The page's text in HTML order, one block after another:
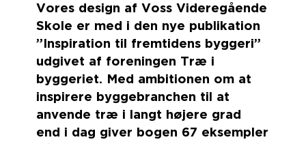
Vores design af Voss Videregående
Skole er med i den nye publikation
”Inspiration til fremtidens byggeri”
udgivet af foreningen Træ i
byggeriet. Med ambitionen om at
inspirere byggebranchen til at
anvende træ i langt højere grad
end i dag giver bogen 67 eksempler